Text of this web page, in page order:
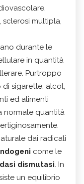
sclerosi multipla,
durante le
in quantità
Purtroppo
di sigarette, alcol,
ed alimenti
normale quantità
dai radicali
come le
dismutasi. In
un equilibrio